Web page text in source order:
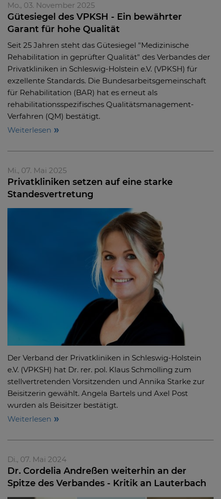
Mo., 03. November 2025
Gütesiegel des VPKSH - Ein bewährter
Garant für hohe Qualität
Seit 25 Jahren steht das Gütesiegel "Medizinische
Rehabilitation in geprüfter Qualität" des Verbandes der
Privatkliniken in Schleswig-Holstein e.V. (VPKSH) für
exzellente Standards. Die Bundesarbeitsgemeinschaft
für Rehabilitation (BAR) hat es erneut als
rehabilitationsspezifisches Qualitätsmanagement-
Verfahren (QM) bestätigt.
Weiterlesen
Mi., 07. Mai 2025
Privatkliniken setzen auf eine starke
Standesvertretung
Der Verband der Privatkliniken in Schleswig-Holstein
e.V. (VPKSH) hat Dr. rer. pol. Klaus Schmolling zum
stellvertretenden Vorsitzenden und Annika Starke zur
Beisitzerin gewählt. Angela Bartels und Axel Post
wurden als Beisitzer bestätigt.
Weiterlesen
Di., 07. Mai 2024
Dr. Cordelia Andreßen weiterhin an der
Spitze des Verbandes - Kritik an Lauterbach